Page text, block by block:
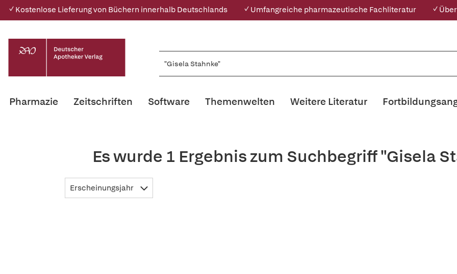
✓ Kostenlose Lieferung von Büchern innerhalb Deutschlands ✓ Umfangreiche pharmazeutische Fachliteratur ✓
Pharmazie Zeitschriften Software Themenwelten Weitere Literatur
Es wurde 1 Ergebnis zum Suchbegriff "Gisela
Erscheinungsjahr